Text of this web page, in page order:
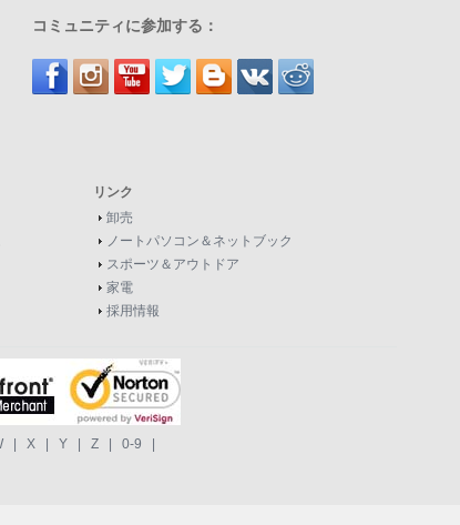
コミュニティに参加する：
リンク
卸売
ノートパソコン＆ネットブック
スポーツ＆アウトドア
家電
採用情報
X Y Z 0-9